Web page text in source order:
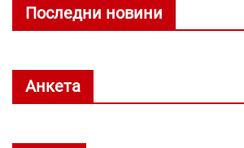
Последни новини
Анкета